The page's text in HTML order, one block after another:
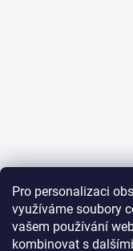
Pro personalizaci
využíváme soubory
vašem používání
kombinovat s